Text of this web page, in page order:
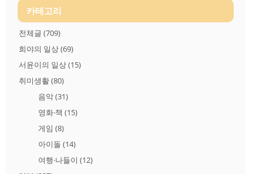
카테고리
전체글 (709)
희야의 일상(69)
서윤이의 일상(15)
취미생활(80)
음악(31)
영화·책 (15)
게임 (8)
아이돌 (14)
여행·나들이 (12)